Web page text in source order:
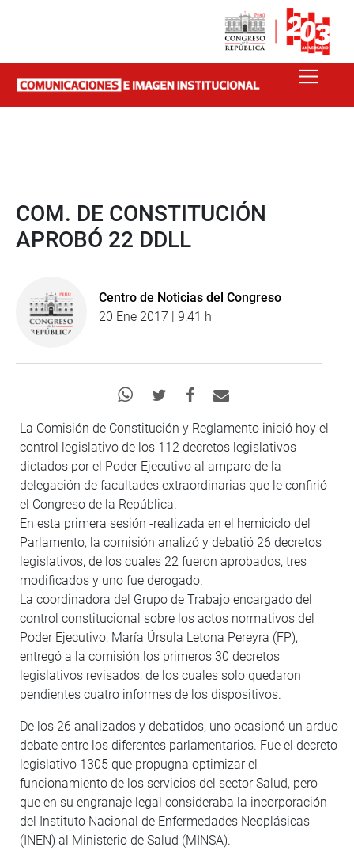
COM. DE CONSTITUCIÓN
APROBÓ 22 DDLL
Centro de Noticias del Congreso
20 Ene 2017 | 9:41 h
La Comisión de Constitución y Reglamento inició hoy el
control legislativo de los 112 decretos legislativos
dictados por el Poder Ejecutivo al amparo de la
delegación de facultades extraordinarias que le confirió
el Congreso de la República.
En esta primera sesión -realizada en el hemiciclo del
Parlamento, la comisión analizó y debatió 26 decretos
legislativos, de los cuales 22 fueron aprobados, tres
modificados y uno fue derogado.
La coordinadora del Grupo de Trabajo encargado del
control constitucional sobre los actos normativos del
Poder Ejecutivo, María Úrsula Letona Pereyra (FP),
entregó a la comisión los primeros 30 decretos
legislativos revisados, de los cuales solo quedaron
pendientes cuatro informes de los dispositivos.
De los 26 analizados y debatidos, uno ocasionó un arduo
debate entre los diferentes parlamentarios. Fue el decreto
legislativo 1305 que propugna optimizar el
funcionamiento de los servicios del sector Salud, pero
que en su engranaje legal consideraba la incorporación
del Instituto Nacional de Enfermedades Neoplásicas
(INEN) al Ministerio de Salud (MINSA).